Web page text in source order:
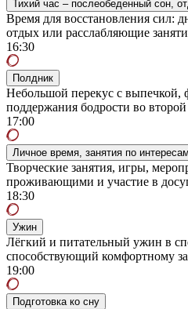
Тихий час – послеобеденный сон,
Время для восстановления сил:
отдых или расслабляющие
16:30
Полдник
Небольшой перекус с выпечкой,
поддержания бодрости во
17:00
Личное время, занятия по
Творческие занятия, игры,
проживающими и участие в
18:30
Ужин
Лёгкий и питательный ужин в
способствующий комфортному
19:00
Подготовка ко сну